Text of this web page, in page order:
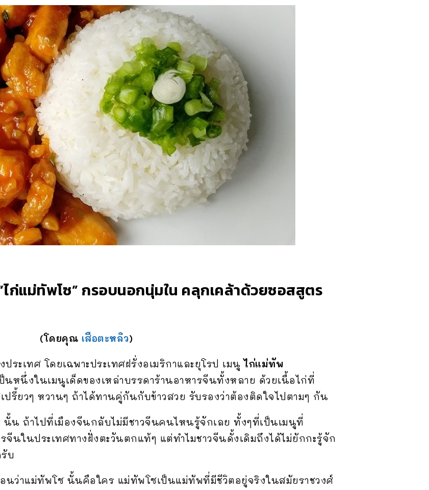
ก่แม่ทัพโซ” กรอบนอกนุ่มใน คลุกเคล้าด้วยซอสสูตร
(โดยคุณ เสือตะหลิว)
ระเทศ โดยเฉพาะประเทศฝรั่งอเมริกาและยุโรป เมนูไก่แม่ทัพ
นหนึ่งในเมนูเด็ดของเหล่าบรรดาร้านอาหารจีนทั้งหลาย ด้วยเนื้อไก่ที่
รี้ยวๆ หวานๆ ถ้าได้ทานคู่กันกับข้าวสวย รับรองว่าต้องติดใจไปตามๆ กัน
นั้น ถ้าไปที่เมืองจีนกลับไม่มีชาวจีนคนไหนรู้จักเลย ทั้งๆที่เป็นเมนูที่
จีนในประเทศทางฝั่งตะวันตกแท้ๆ แต่ทำไมชาวจีนดั้งเดิมถึงได้ไม่ยักกะรู้จัก
บ
อนว่าแม่ทัพโซ นั้นคือใคร แม่ทัพโซเป็นแม่ทัพที่มีชีวิตอยู่จริงในสมัยราชวงศ์